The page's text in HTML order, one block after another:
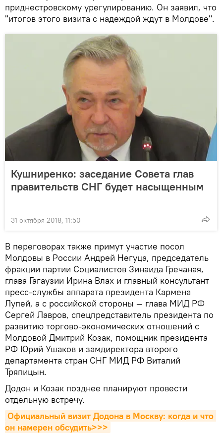
приднестровскому урегулированию. Он заявил, что
"итогов этого визита с надеждой ждут в Молдове".
Кушниренко: заседание Совета глав
правительств СНГ будет насыщенным
31 октября 2018, 11:50
В переговорах также примут участие посол
Молдовы в России Андрей Негуца, председатель
фракции партии Социалистов Зинаида Гречаная,
глава Гагаузии Ирина Влах и главный консультант
пресс-службы аппарата президента Кармена
Лупей, а с российской стороны — глава МИД РФ
Сергей Лавров, спецпредставитель президента по
развитию торгово-экономических отношений с
Молдовой Дмитрий Козак, помощник президента
РФ Юрий Ушаков и замдиректора второго
департамента стран СНГ МИД РФ Виталий
Тряпицын.
Додон и Козак позднее планируют провести
отдельную встречу.
Официальный визит Додона в Москву: когда и что
он намерен обсудить>>>